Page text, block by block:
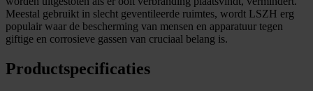
Meestal gebruikt in slecht geventileerde ruimtes, wordt LSZH erg
populair waar de bescherming van mensen en apparatuur tegen
giftige en corrosieve gassen van cruciaal belang is.
Productspecificaties